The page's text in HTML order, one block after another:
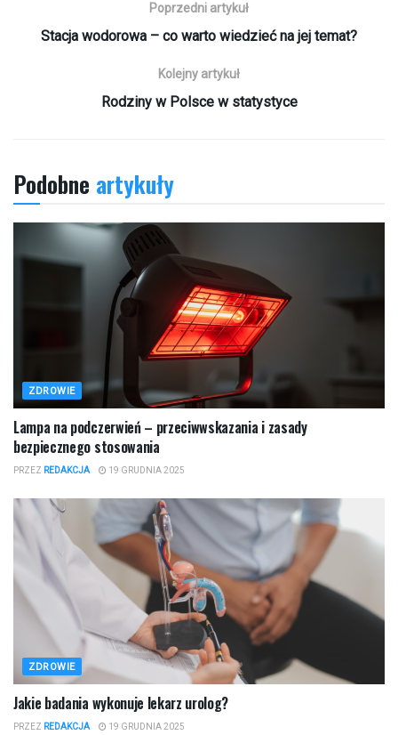
Poprzedni artykuł
Stacja wodorowa – co warto wiedzieć na jej temat?
Kolejny artykuł
Rodziny w Polsce w statystyce
Podobne artykuły
ZDROWIE
Lampa na podczerwień – przeciwwskazania i zasady
bezpiecznego stosowania
PRZEZ REDAKCJA 19 GRUDNIA 2025
ZDROWIE
Jakie badania wykonuje lekarz urolog?
PRZEZ REDAKCJA 19 GRUDNIA 2025